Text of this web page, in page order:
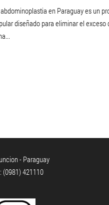
en Paraguay es un
diseñado para eliminar el exceso
- Paraguay
(0981) 421110